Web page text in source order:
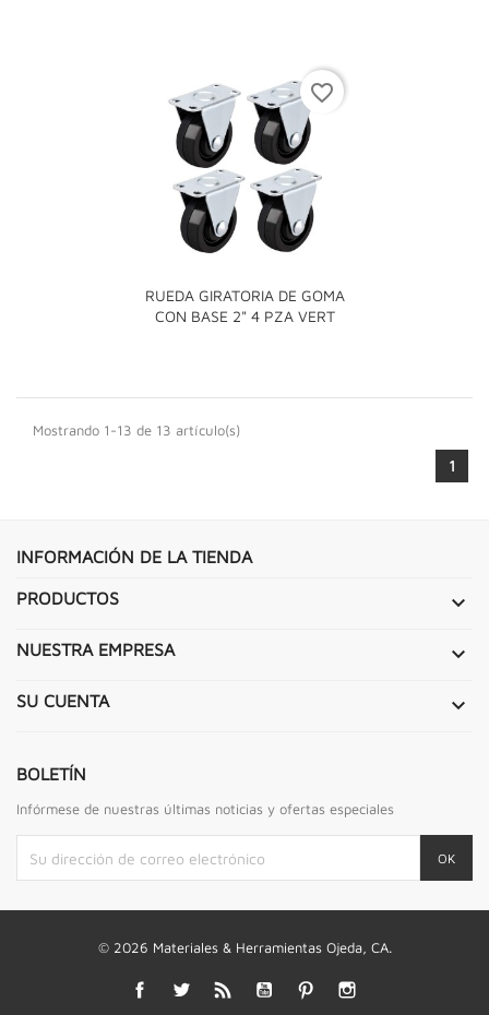
RUEDA GIRATORIA DE GOMA
CON BASE 2" 4 PZA VERT
favorite_border
Mostrando 1-13 de 13 artículo(s)
1
INFORMACIÓN DE LA TIENDA
PRODUCTOS 
NUESTRA EMPRESA 
SU CUENTA 
BOLETÍN
Infórmese de nuestras últimas noticias y ofertas especiales
© 2026 Materiales & Herramientas Ojeda, CA.
Facebook Twitter YouTube Pinterest